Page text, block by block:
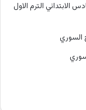
الابتدائي الترم الاول
السوري